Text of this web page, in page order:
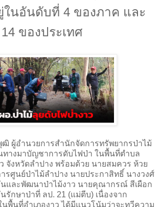
ในอันดับที่ 4 ของภาค และ
ของประเทศ
ฒิ ผู้อำนวยการสำนักจัดการทรัพยากรป่าไม้
ทางมาบัญชาการดับไฟป่า ในพื้นที่ตำบล
จังหวัดลำปาง พร้อมด้วย นายสมควร ห้วย
รศูนย์ป่าไม้ลำปาง นายประกาสิทธิ์ นางวงศ์
และพัฒนาป่าไม้งาว นายคุณากรณ์ สีเผือก
รักษาป่าที่ ลป. 21 (แม่ตีบ) เนื่องจาก
พื้นที่อำเภองาว ได้มีแนวโน้มว่าจะทวีความ